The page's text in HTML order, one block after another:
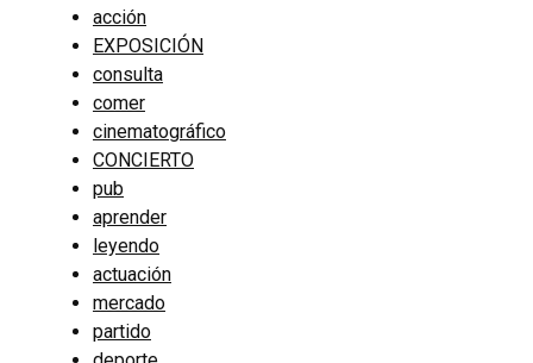
acción
EXPOSICIÓN
consulta
comer
cinematográfico
CONCIERTO
pub
aprender
leyendo
actuación
mercado
partido